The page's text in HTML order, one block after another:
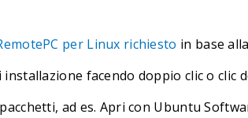
per Linux richiesto in base
facendo doppio clic o clic
ad es. Apri con Ubuntu